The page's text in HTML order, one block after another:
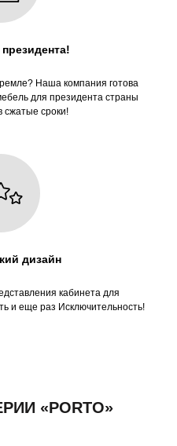
Наша компания готова
для президента страны
сжатые сроки!
дизайн
кабинета для
и еще раз Исключительность!